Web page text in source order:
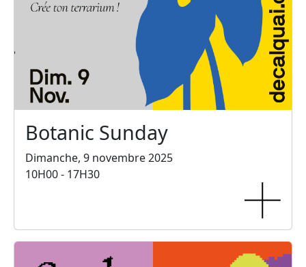
Botanic Sunday
Dimanche, 9 novembre 2025
10H00 - 17H30